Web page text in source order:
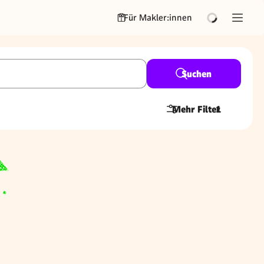
Für Makler:innen
Suchen
Mehr Filter
1